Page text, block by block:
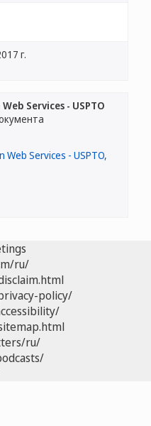
г.
Services - USPTO
ru/
policy/
ru/